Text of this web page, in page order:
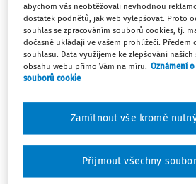
Vláda České republiky předložila
reaguje na válečnou situaci na
zákona byl podepsán prezidentem
2022 a dne 27. 6. 2022 již byl
jako zákon pod č. 175/2022 Sb., o
vyvolaným invazí vojsk Ruské
zákonů v souvislosti s ozbrojeným
Ukrajiny vyvolaným invazí vojsk
„Lex Ukrajina II“)1).
abychom vás neobtěžovali nevhodnou
dostatek podnětů, jak web vylepšovat. Proto
souhlas se zpracováním souborů cookies, tj.
dočasně ukládají ve vašem prohlížeči. Předem
souhlasu. Data využijeme ke zlepšování
obsahu webu přímo Vám na míru. Oznámení
souborů cookie
Zamítnout vše kromě
Přijmout všechny